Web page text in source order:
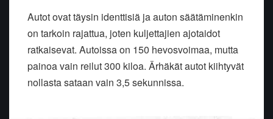
Autot ovat täysin identtisiä ja auton säätäminenkin
on tarkoin rajattua, joten kuljettajien ajotaidot
ratkaisevat. Autoissa on 150 hevosvoimaa, mutta
painoa vain reilut 300 kiloa. Ärhäkät autot kiihtyvät
nollasta sataan vain 3,5 sekunnissa.